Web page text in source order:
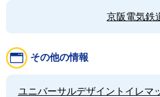
京阪電気鉄
その他の情報
ユニバーサルデザイントイレマ